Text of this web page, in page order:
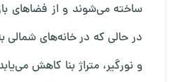
ساخته می‌شوند و از فضاهای
در حالی که در خانه‌های شمالی
و نورگیر، متراژ بنا کاهش